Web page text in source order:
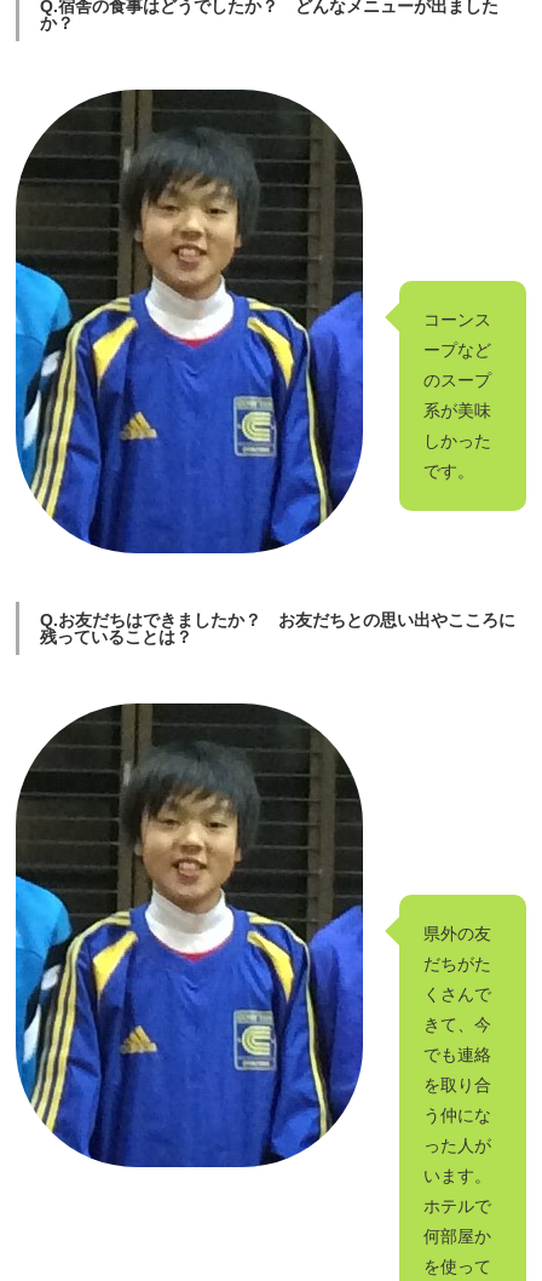
Q.宿舎の食事はどうでしたか？ どんなメニューが出ました
か？
コーンス
ープなど
のスープ
系が美味
しかった
です。
Q.お友だちはできましたか？ お友だちとの思い出やこころに
残っていることは？
県外の友
だちがた
くさんで
きて、今
でも連絡
を取り合
う仲にな
った人が
います。
ホテルで
何部屋か
を使って